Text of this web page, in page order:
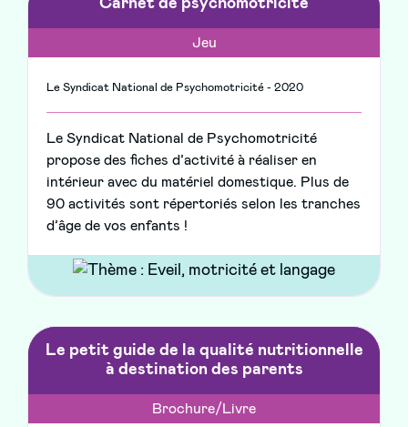
Carnet de psychomotricité
Jeu
Le Syndicat National de Psychomotricité - 2020
Le Syndicat National de Psychomotricité
propose des fiches d’activité à réaliser en
intérieur avec du matériel domestique. Plus de
90 activités sont répertoriés selon les tranches
d’âge de vos enfants !
Le petit guide de la qualité nutritionnelle
à destination des parents
Brochure/Livre